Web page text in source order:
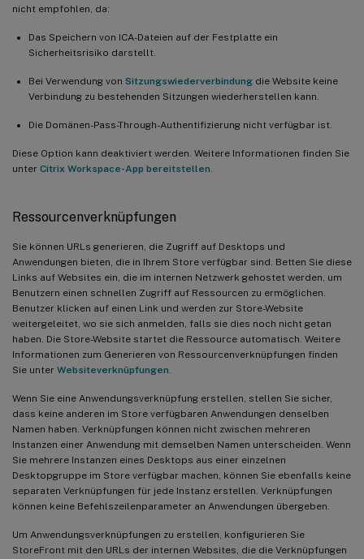
nicht empfohlen, da:
Das Speichern von ICA-Dateien auf der Festplatte ein
Sicherheitsrisiko darstellt.
Bei Verwendung von Sitzungswiederverbindung die Website keine
Verbindung zu bestehenden Sitzungen wiederherstellen kann.
Die Domänen-Pass-Through-Authentifizierung nicht verfügbar ist.
Diese Option kann deaktiviert werden. Weitere Informationen finden Sie
unter Citrix Workspace-App bereitstellen
Ressourcenverknüpfungen
Sie können URLs generieren, die Zugriff auf Desktops und
Anwendungen bieten, die in Ihrem Store verfügbar sind. Betten Sie diese
Links auf Websites ein, die im internen Netzwerk gehostet werden, um
Benutzern einen schnellen Zugriff auf Ressourcen zu ermöglichen.
Benutzer klicken auf einen Link und werden zur Store-Website
weitergeleitet, wo sie sich anmelden, falls sie dies noch nicht getan
haben. Die Store-Website startet die Ressource automatisch. Weitere
Informationen zum Generieren von Ressourcenverknüpfungen finden
Sie unter Websiteverknüpfungen
Wenn Sie eine Anwendungsverknüpfung erstellen, stellen Sie sicher,
dass keine anderen im Store verfügbaren Anwendungen denselben
Namen haben. Verknüpfungen können nicht zwischen mehreren
Instanzen einer Anwendung mit demselben Namen unterscheiden. Wenn
Sie mehrere Instanzen eines Desktops aus einer einzelnen
Desktopgruppe im Store verfügbar machen, können Sie ebenfalls keine
separaten Verknüpfungen für jede Instanz erstellen. Verknüpfungen
können keine Befehlszeilenparameter an Anwendungen übergeben.
Um Anwendungsverknüpfungen zu erstellen, konfigurieren Sie
StoreFront mit den URLs der internen Websites, die die Verknüpfungen